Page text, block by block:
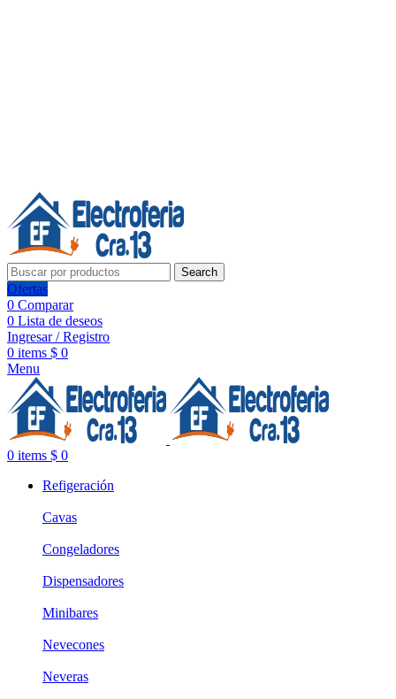
Search
Ofertas
0 Comparar
0 Lista de deseos
Ingresar / Registro
0 items $ 0
Menu
0 items $ 0
Refigeración
Cavas
Congeladores
Dispensadores
Minibares
Nevecones
Neveras